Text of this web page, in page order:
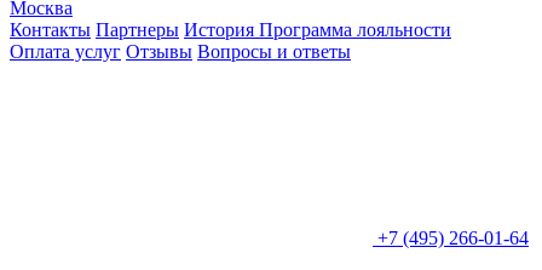
Москва
Контакты Партнеры История Программа лояльности
Оплата услуг Отзывы Вопросы и ответы
+7 (495) 266-01-64